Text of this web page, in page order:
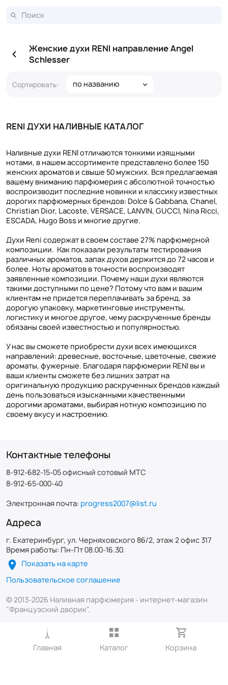
Женские духи RENI направление Angel
Schlesser
Сортировать: по названию
RENI ДУХИ НАЛИВНЫЕ КАТАЛОГ
Наливные духи RENI отличаются тонкими изящными
нотами, в нашем ассортименте представлено более 150
женских ароматов и свыше 50 мужских. Вся предлагаемая
вашему вниманию парфюмерия с абсолютной точностью
воспроизводит последние новинки и классику известных
дорогих парфюмерных брендов: Dolce & Gabbana, Chanel,
Christian Dior, Lacoste, VERSACE, LANVIN, GUCCI, Nina Ricci,
ESCADA, Hugo Boss и многие другие.
Духи Reni содержат в своем составе 27% парфюмерной
композиции. Как показали результаты тестирования
различных ароматов, запах духов держится до 72 часов и
более. Ноты ароматов в точности воспроизводят
заявленные композиции. Почему наши духи являются
такими доступными по цене? Потому что вам и вашим
клиентам не придется переплачивать за бренд, за
дорогую упаковку, маркетинговые инструменты,
логистику и многое другое, чему раскрученные бренды
обязаны своей известностью и популярностью.
У нас вы сможете приобрести духи всех имеющихся
направлений: древесные, восточные, цветочные, свежие
ароматы, фужерные. Благодаря парфюмерии RENI вы и
ваши клиенты сможете без лишних затрат на
оригинальную продукцию раскрученных брендов каждый
день пользоваться изысканными качественными
дорогими ароматами, выбирая нотную композицию по
своему вкусу и настроению.
Контактные телефоны
8-912-682-15-05 офисный сотовый МТС
8-912-65-000-40
Электронная почта: progress2007@list.ru
Адреса
г. Екатеринбург, ул. Черняховского 86/2, этаж 2 офис 317
Время работы: Пн-Пт 08.00-16.30.
Показать на карте
Пользовательское соглашение
© 2013-2026 Наливная парфюмерия - интернет-магазин
"Французский дворик".
Главная Каталог Корзина